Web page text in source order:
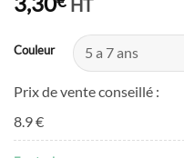
HT
Couleur
Prix de vente conseillé :
8.9 €